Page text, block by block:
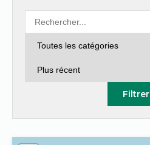
Filtrer